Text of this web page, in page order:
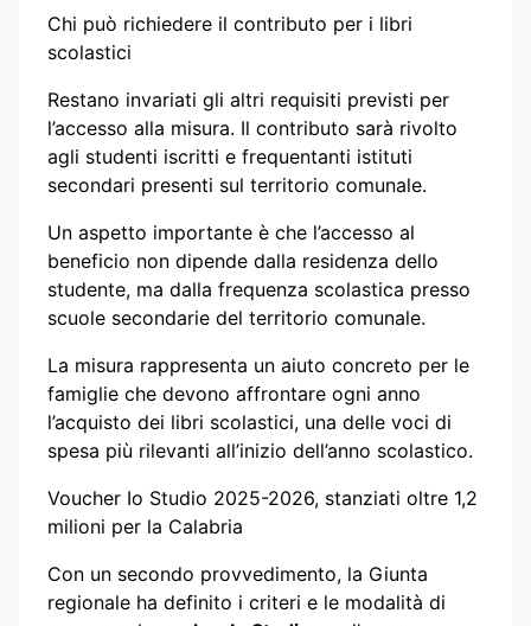
Chi può richiedere il contributo per i libri
scolastici
Restano invariati gli altri requisiti previsti per
l’accesso alla misura. Il contributo sarà rivolto
agli studenti iscritti e frequentanti istituti
secondari presenti sul territorio comunale.
Un aspetto importante è che l’accesso al
beneficio non dipende dalla residenza dello
studente, ma dalla frequenza scolastica presso
scuole secondarie del territorio comunale.
La misura rappresenta un aiuto concreto per le
famiglie che devono affrontare ogni anno
l’acquisto dei libri scolastici, una delle voci di
spesa più rilevanti all’inizio dell’anno scolastico.
Voucher Io Studio 2025-2026, stanziati oltre 1,2
milioni per la Calabria
Con un secondo provvedimento, la Giunta
regionale ha definito i criteri e le modalità di